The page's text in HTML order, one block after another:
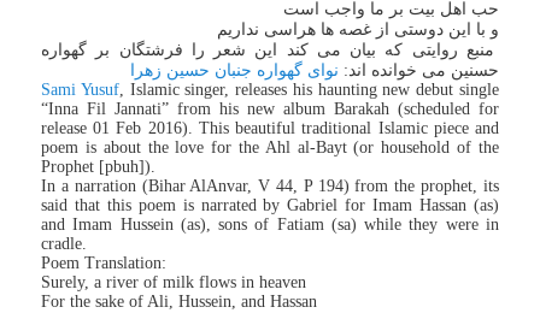
حب اهل بیت بر ما واجب است
و با این دوستی از غصه ها هراسی نداریم
منبع روایتی که بیان می کند این شعر را فرشتگان بر گهواره
حسنین می خوانده اند: نوای گهواره جنبان حسین زهرا
Sami Yusuf, Islamic singer, releases his haunting new debut single
“Inna Fil Jannati” from his new album Barakah (scheduled for
release 01 Feb 2016). This beautiful traditional Islamic piece and
poem is about the love for the Ahl al-Bayt (or household of the
Prophet [pbuh]).
In a narration (Bihar AlAnvar, V 44, P 194) from the prophet, its
said that this poem is narrated by Gabriel for Imam Hassan (as)
and Imam Hussein (as), sons of Fatiam (sa) while they were in
cradle.
Poem Translation:
Surely, a river of milk flows in heaven
For the sake of Ali, Hussein, and Hassan